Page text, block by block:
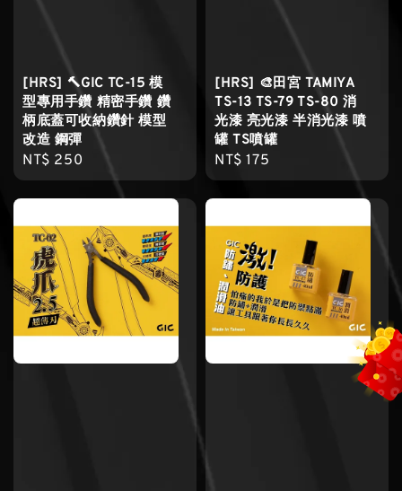
[HRS] 🔨GIC TC-15 模
型專用手鑽 精密手鑽 鑽
柄底蓋可收納鑽針 模型
改造 鋼彈
Regular
price
NT$ 250
[HRS] 🎨田宮 TAMIYA
TS-13 TS-79 TS-80 消
光漆 亮光漆 半消光漆 噴
罐 TS噴罐
Regular
price
NT$ 175